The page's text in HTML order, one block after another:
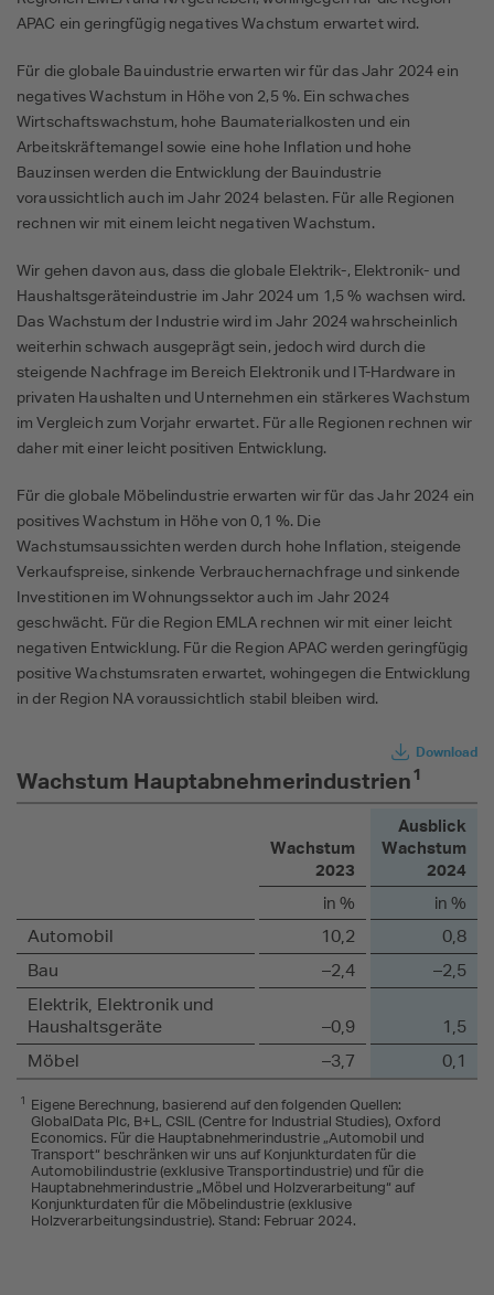
APAC ein geringfügig negatives Wachstum erwartet wird.
Für die globale Bauindustrie erwarten wir für das Jahr 2024 ein
negatives Wachstum in Höhe von 2,5 %. Ein schwaches
Wirtschaftswachstum, hohe Baumaterialkosten und ein
Arbeitskräftemangel sowie eine hohe Inflation und hohe
Bauzinsen werden die Entwicklung der Bauindustrie
voraussichtlich auch im Jahr 2024 belasten. Für alle Regionen
rechnen wir mit einem leicht negativen Wachstum.
Wir gehen davon aus, dass die globale Elektrik-, Elektronik- und
Haushaltsgeräteindustrie im Jahr 2024 um 1,5 % wachsen wird.
Das Wachstum der Industrie wird im Jahr 2024 wahrscheinlich
weiterhin schwach ausgeprägt sein, jedoch wird durch die
steigende Nachfrage im Bereich Elektronik und IT-Hardware in
privaten Haushalten und Unternehmen ein stärkeres Wachstum
im Vergleich zum Vorjahr erwartet. Für alle Regionen rechnen wir
daher mit einer leicht positiven Entwicklung.
Für die globale Möbelindustrie erwarten wir für das Jahr 2024 ein
positives Wachstum in Höhe von 0,1 %. Die
Wachstumsaussichten werden durch hohe Inflation, steigende
Verkaufspreise, sinkende Verbrauchernachfrage und sinkende
Investitionen im Wohnungssektor auch im Jahr 2024
geschwächt. Für die Region EMLA rechnen wir mit einer leicht
negativen Entwicklung. Für die Region APAC werden geringfügig
positive Wachstumsraten erwartet, wohingegen die Entwicklung
in der Region NA voraussichtlich stabil bleiben wird.
Download
Wachstum Hauptabnehmerindustrien1
Wachstum
2023
Ausblick
Wachstum
2024
in % in %
Automobil 10,2
0,8
Bau
–2,4
–2,5
Elektrik, Elektronik und
Haushaltsgeräte
–0,9
1,5
Möbel
–3,7 0,1
1 Eigene Berechnung, basierend auf den folgenden Quellen:
GlobalData Plc, B+L, CSIL (Centre for Industrial Studies), Oxford
Economics. Für die Hauptabnehmerindustrie „Automobil und
Transport“ beschränken wir uns auf Konjunkturdaten für die
Automobilindustrie (exklusive Transportindustrie) und für die
Hauptabnehmerindustrie „Möbel und Holzverarbeitung“ auf
Konjunkturdaten für die Möbelindustrie (exklusive
Holzverarbeitungsindustrie). Stand: Februar 2024.